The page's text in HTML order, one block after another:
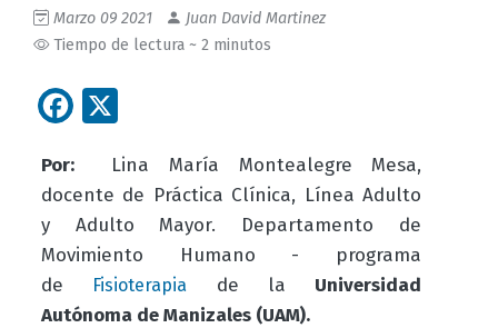
Marzo 09 2021
Juan David Martinez
Tiempo de lectura ~ 2 minutos
Facebook
Por: Lina María Montealegre Mesa,
docente de Práctica Clínica, Línea Adulto
y Adulto Mayor. Departamento de
Movimiento Humano - programa
de
Fisioterapia de la Universidad
Autónoma de Manizales (UAM).